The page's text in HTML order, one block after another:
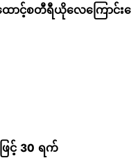
ောင့်စတီရီယိုလေကြောင်း
ြင့် 30 ရက်